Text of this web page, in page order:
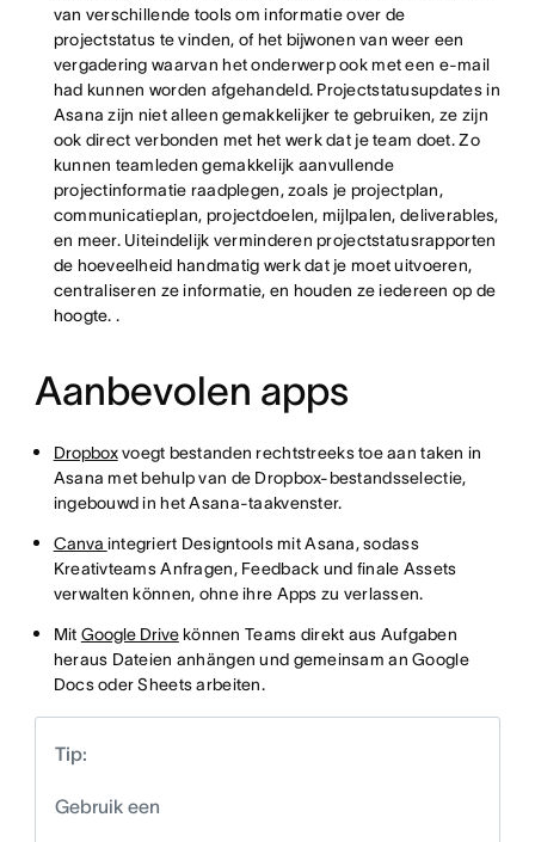
van verschillende tools om informatie over de
projectstatus te vinden, of het bijwonen van weer een
vergadering waarvan het onderwerp ook met een e-mail
had kunnen worden afgehandeld. Projectstatusupdates in
Asana zijn niet alleen gemakkelijker te gebruiken, ze zijn
ook direct verbonden met het werk dat je team doet. Zo
kunnen teamleden gemakkelijk aanvullende
projectinformatie raadplegen, zoals je projectplan,
communicatieplan, projectdoelen, mijlpalen, deliverables,
en meer. Uiteindelijk verminderen projectstatusrapporten
de hoeveelheid handmatig werk dat je moet uitvoeren,
centraliseren ze informatie, en houden ze iedereen op de
hoogte. .
Aanbevolen apps
Dropboxvoegt bestanden rechtstreeks toe aan taken in
Asana met behulp van de Dropbox-bestandsselectie,
ingebouwd in het Asana-taakvenster.
Canva integriert Designtools mit Asana, sodass
Kreativteams Anfragen, Feedback und finale Assets
verwalten können, ohne ihre Apps zu verlassen.
Mit Google Drivekönnen Teams direkt aus Aufgaben
heraus Dateien anhängen und gemeinsam an Google
Docs oder Sheets arbeiten.
Tip:
Gebruik een